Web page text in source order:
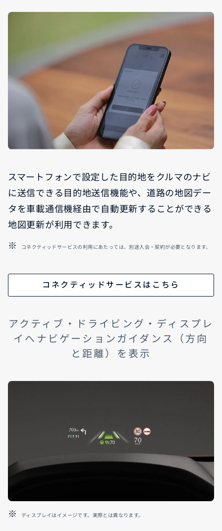
スマートフォンで設定した目的地をクルマのナビ
に送信できる目的地送信機能や、道路の地図デー
タを車載通信機経由で自動更新することができる
地図更新が利用できます。
コネクティッドサービスの利用にあたっては、別途入会・契約が必要となります。
コネクティッドサービスはこちら
アクティブ・ドライビング・ディスプレ
イへナビゲーションガイダンス（方向
と距離）を表示
ディスプレイはイメージです。実際とは異なります。